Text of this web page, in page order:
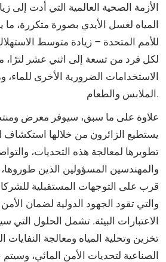
الأزمة الصحية العالمية التي أدت إلى
المياه لغسل الأيدي بصورة متكررة،
للأمم المتحدة – زيادة متوسط
لكل فرد من تسعة إلى اثني عشر
الاستخدامات الضرورية الأخرى للماء،
الملابس والطعام.
علاوة على ما سبق، سيوفر معرض
يستطيع الزائرون من خلالها استكشاف
تطويرها لمعالجة هذه التحديات،
والمهندسين المسؤولين الذين
قرب على التوجهات المستقبلية
والتي تقود الجهود الدولية لضمان
الاعتبارات البيئة. تشمل الحلول
تخزين وتحلية المياه ومعالجة النفايات
الصناعية لتحديات الأمن المائي،